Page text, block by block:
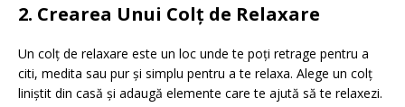
2. Crearea Unui Colț de Relaxare
Un colț de relaxare este un loc unde te poți retrage pentru a
citi, medita sau pur și simplu pentru a te relaxa. Alege un colț
liniștit din casă și adaugă elemente care te ajută să te relaxezi.